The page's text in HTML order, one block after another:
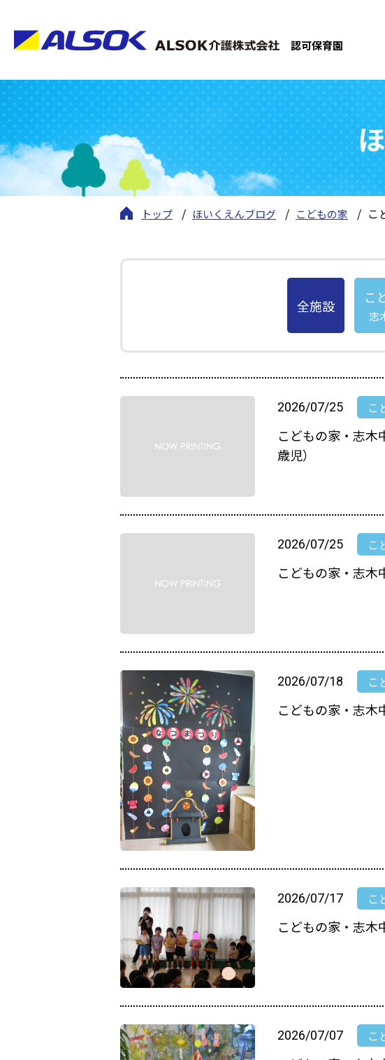
認可保育園
トップ ほいくえんブログ こどもの家 こ
全施設 こ
志
2026/07/25 こ
こどもの家・志
歳児）
2026/07/25 こ
こどもの家・志
2026/07/18 こ
こどもの家・志
2026/07/17 こ
こどもの家・志
2026/07/07 こ